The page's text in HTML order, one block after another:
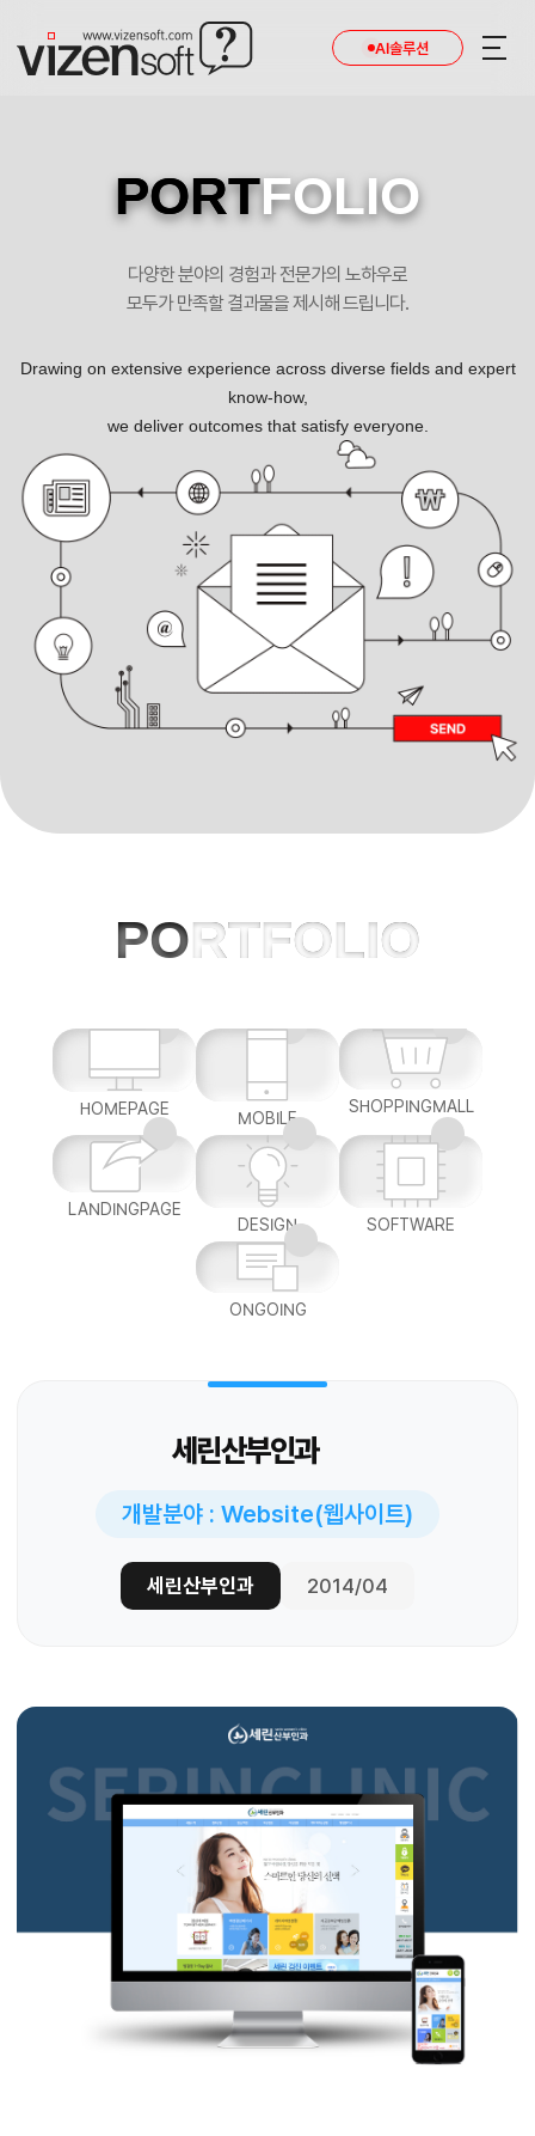
AI솔루션
세린산부인과 포트폴리오
PORTFOLIO
다양한 분야의 경험과 전문가의 노하우로
모두가 만족할 결과물을 제시해 드립니다.
Drawing on extensive experience across diverse fields and expert
know-how,
we deliver outcomes that satisfy everyone.
PORTFOLIO
HOMEPAGE MOBILE
SHOPPINGMALL
LANDINGPAGE
DESIGN
SOFTWARE
ONGOING
세린산부인과
개발분야 : Website(웹사이트)
세린산부인과 2014/04